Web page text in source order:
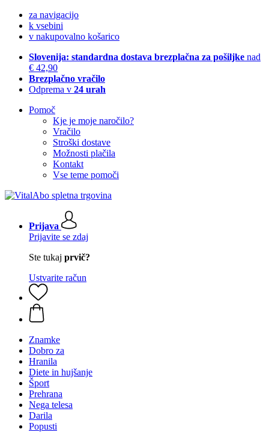
za navigacijo
k vsebini
v nakupovalno košarico
Slovenija: standardna dostava brezplačna za pošiljke nad
€ 42,90
Brezplačno vračilo
Odprema v 24 urah
Pomoč
Kje je moje naročilo?
Vračilo
Stroški dostave
Možnosti plačila
Kontakt
Vse teme pomoči
Prijava
Prijavite se zdaj
Ste tukaj prvič?
Ustvarite račun
Znamke
Dobro za
Hranila
Diete in hujšanje
Šport
Prehrana
Nega telesa
Darila
Popusti